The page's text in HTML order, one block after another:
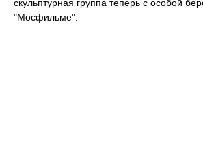
скульптурная группа теперь с особой
"Мосфильме".